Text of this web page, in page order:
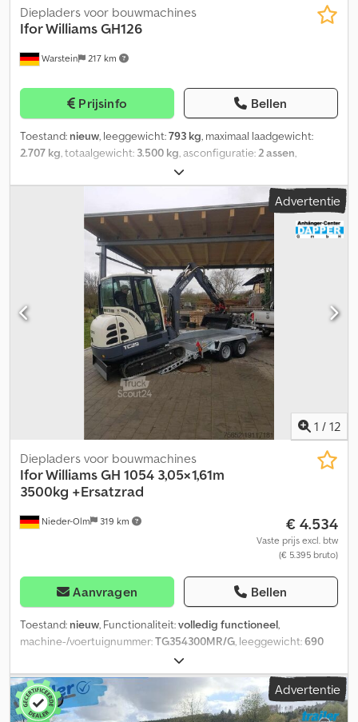
Warstein 217 km
Diepladers voor bouwmachines
Ifor WilliamsGH126
Prijsinfo Bellen
Toestand: nieuw, leeggewicht:793 kg, maximaal laadgewicht:
2.707 kg, totaalgewicht: 3.500 kg, asconfiguratie:2 assen,
, laadruimtebreedte:
ophanging:paraboolblad (veer), Ifor Williams
bouwmachineaanhanger - Tandem / 2-asser - Verlaagde
achterkant voor een extra vlakke oprijhoek - Volledige breedte
oprijklep, 120 cm lang - Binnenmaten ca.: LxB 360 x 184 cm -
Toegestane totaalgewicht: 3500 kg - Leeggewicht ca.: 800 kg - 24
mm antislip multiplex vloerplaat voor hoge puntbelasting - 10
sjorogen (800 kg) - Baksteun, vooraan Dedpfxexcah De Aqgewa -
Betreedbare stalen spatborden - Banden: 185/70R13C De foto's
tonen het model met standaardverlichting, het momenteel
aangeboden model is reeds voorzien van LED-verlichting 12/24V
Extra's, inbegrepen in de aanbiedingsprijs: - Opbergbox, links
achter - 4 extra sjorogen op de vloer - Reservewiel met houder
Advertentie
1 / 12
Nieder-Olm 319 km
Diepladers voor bouwmachines
Ifor WilliamsGH 1054 3,05×1,61m
3500kg +Ersatzrad
€ 4.534
Vaste prijs excl. btw
(€ 5.395 bruto)
Aanvragen Bellen
Toestand: nieuw, Functionaliteit:volledig functioneel,
machine-/voertuignummer:TG354300MR/G, leeggewicht:690
2.810 kg
asconfiguratie:2 assen, laadruimte lengte:3.050 mm,
laadruimtebreedte:
, ophanging:staal, Ingebouwde
accessoires - Reservewiel - 6 extra sjorogen Oprijklep -
Advertentie